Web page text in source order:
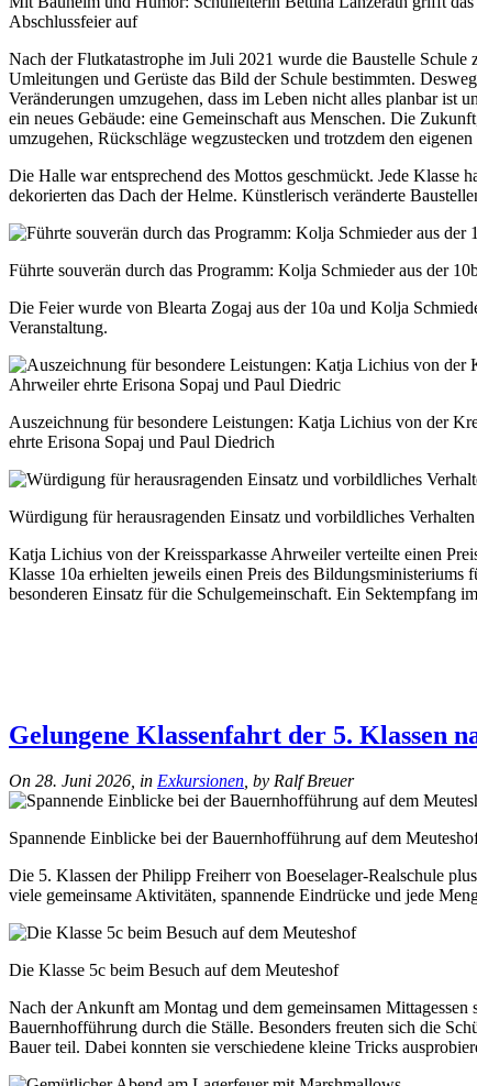
Abschlussfeier auf
Nach der Flutkatastrophe im Juli 2021 wurde die Baustelle
Umleitungen und Gerüste das Bild der Schule bestimmten.
Veränderungen umzugehen, dass im Leben nicht alles planbar ist
ein neues Gebäude: eine Gemeinschaft aus Menschen. Die
umzugehen, Rückschläge wegzustecken und trotzdem den
Die Halle war entsprechend des Mottos geschmückt. Jede Klasse
dekorierten das Dach der Helme. Künstlerisch veränderte
Führte souverän durch das Programm: Kolja Schmieder aus der
Die Feier wurde von Blearta Zogaj aus der 10a und Kolja
Veranstaltung.
Auszeichnung für besondere Leistungen: Katja Lichius von der
ehrte Erisona Sopaj und Paul Diedrich
Würdigung für herausragenden Einsatz und vorbildliches Verhalten
Katja Lichius von der Kreissparkasse Ahrweiler verteilte einen
Klasse 10a erhielten jeweils einen Preis des Bildungsministeriums
besonderen Einsatz für die Schulgemeinschaft. Ein Sektempfang
Gelungene Klassenfahrt der 5. Klassen
On 28. Juni 2026, in Exkursionen, by Ralf Breuer
Spannende Einblicke bei der Bauernhofführung auf dem
Die 5. Klassen der Philipp Freiherr von Boeselager-Realschule
viele gemeinsame Aktivitäten, spannende Eindrücke und jede
Die Klasse 5c beim Besuch auf dem Meuteshof
Nach der Ankunft am Montag und dem gemeinsamen
Bauernhofführung durch die Ställe. Besonders freuten sich die
Bauer teil. Dabei konnten sie verschiedene kleine Tricks